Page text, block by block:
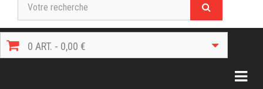
0 ART. - 0,00 €